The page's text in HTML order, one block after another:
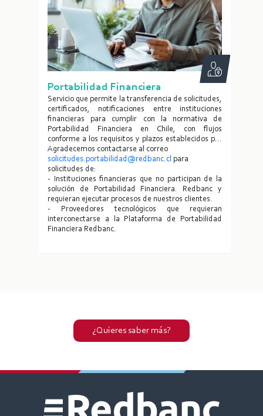
Portabilidad Financiera
Servicio que permite la transferencia de solicitudes,
certificados, notificaciones entre instituciones
financieras para cumplir con la normativa de
Portabilidad Financiera en Chile, con flujos
conforme a los requisitos y plazos establecidos por
ley y el Reglamento de Portabilidad.
Agradecemos contactarse al correo
solicitudes.portabilidad@redbanc.cl para
solicitudes de:
- Instituciones financieras que no participan de la
solución de Portabilidad Financiera. Redbanc y
requieran ejecutar procesos de nuestros clientes.
- Proveedores tecnológicos que requieran
interconectarse a la Plataforma de Portabilidad
Financiera Redbanc.
¿Quieres saber más?